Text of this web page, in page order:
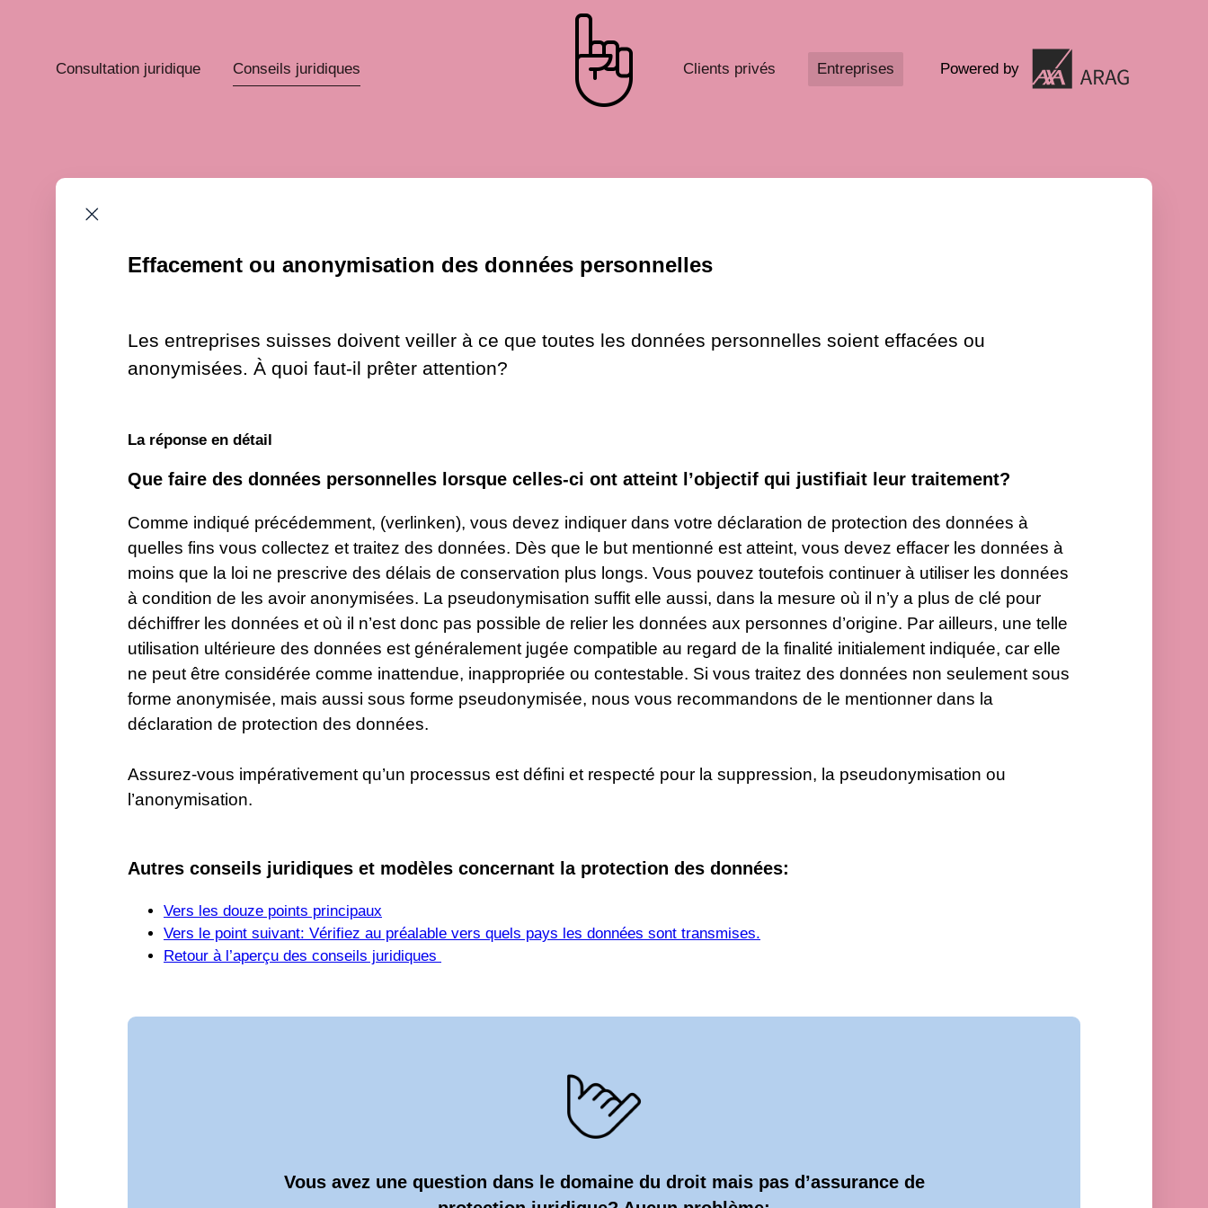
Consultation juridique Conseils juridiques Clients privés Entreprises Powered by
Effacement ou anonymisation des données personnelles
Les entreprises suisses doivent veiller à ce que toutes les données personnelles soient effacées ou
anonymisées. À quoi faut-il prêter attention?
La réponse en détail
Que faire des données personnelles lorsque celles-ci ont atteint l’objectif qui justifiait leur traitement?
Comme indiqué précédemment, (verlinken), vous devez indiquer dans votre déclaration de protection des données à
quelles fins vous collectez et traitez des données. Dès que le but mentionné est atteint, vous devez effacer les données à
moins que la loi ne prescrive des délais de conservation plus longs. Vous pouvez toutefois continuer à utiliser les données
à condition de les avoir anonymisées. La pseudonymisation suffit elle aussi, dans la mesure où il n’y a plus de clé pour
déchiffrer les données et où il n’est donc pas possible de relier les données aux personnes d’origine. Par ailleurs, une telle
utilisation ultérieure des données est généralement jugée compatible au regard de la finalité initialement indiquée, car elle
ne peut être considérée comme inattendue, inappropriée ou contestable. Si vous traitez des données non seulement sous
forme anonymisée, mais aussi sous forme pseudonymisée, nous vous recommandons de le mentionner dans la
déclaration de protection des données.
Assurez-vous impérativement qu’un processus est défini et respecté pour la suppression, la pseudonymisation ou
l’anonymisation.
Autres conseils juridiques et modèles concernant la protection des données:
Vers les douze points principaux
Vers le point suivant: Vérifiez au préalable vers quels pays les données sont transmises.
Retour à l’aperçu des conseils juridiques
Vous avez une question dans le domaine du droit mais pas d’assurance de